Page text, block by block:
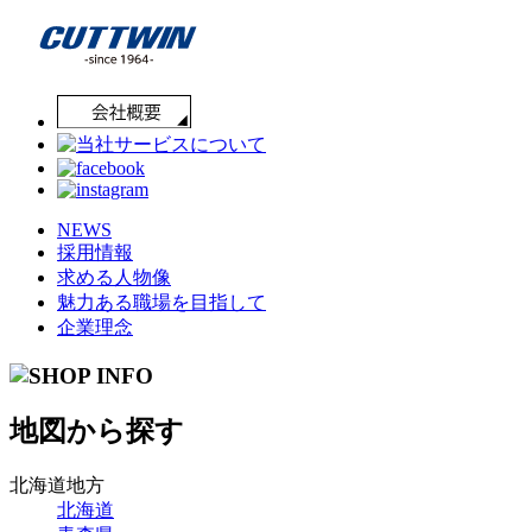
NEWS
採用情報
求める人物像
魅力ある職場を目指して
企業理念
地図から探す
北海道地方
北海道